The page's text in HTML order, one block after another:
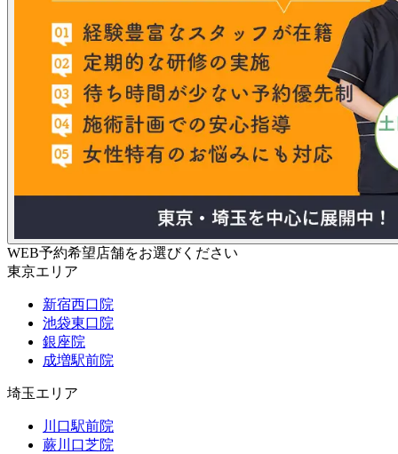
WEB予約希望店舗をお選びください
東京エリア
新宿西口院
池袋東口院
銀座院
成増駅前院
埼玉エリア
川口駅前院
蕨川口芝院